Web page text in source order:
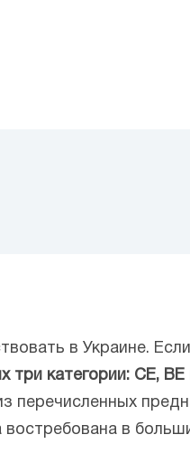
в Украине.
категории: CE, BE
перечисленных
в